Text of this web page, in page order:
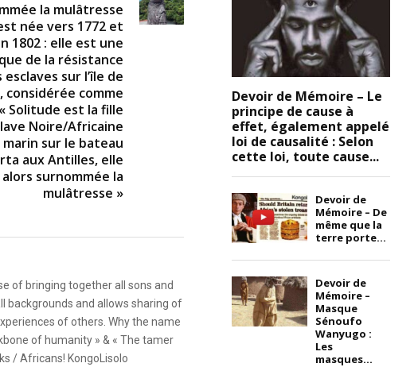
la mulâtresse
née vers 1772 et
1802 : elle est une
de la résistance
esclaves sur l’île de
considérée comme
Solitude est la fille
Noire/Africaine
sur le bateau
aux Antilles, elle
surnommée la
mulâtresse »
of bringing together all sons and
backgrounds and allows sharing of
of others. Why the name
of humanity » & « The tamer
/ Africans! KongoLisolo
Devoir de Mémoire – Le
principe de cause à
effet, également appelé
loi de causalité : Selon
cette loi, toute cause...
Devoir de
Mémoire – De
même que la
terre porte...
Devoir de
Mémoire –
Masque
Sénoufo
Wanyugo :
Les
masques...